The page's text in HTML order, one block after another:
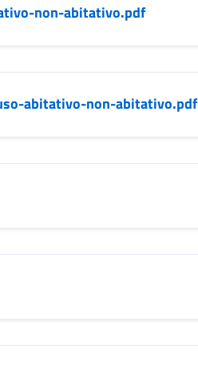
non-abitativo.pdf
abitativo-non-abitativo.pdf